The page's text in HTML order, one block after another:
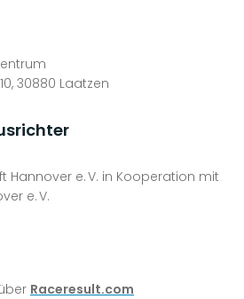
30880 Laatzen
e. V. in Kooperation mit
e. V.
Raceresult.com